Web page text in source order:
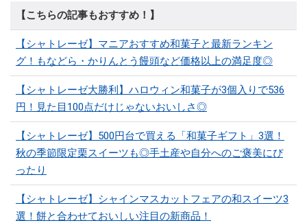
【こちらの記事もおすすめ！】
【シャトレーゼ】マニアおすすめ和菓子と最新ランキン
グ！もなどら・かりんとう饅頭など価格以上の満足度◎
【シャトレーゼ大勝利】ハロウィン和菓子が3個入りで536
円！見た目100点だけじゃないおいしさ◎
【シャトレーゼ】500円台で買える「和菓子ギフト」3選！
秋の季節限定栗スイーツも◎手土産や自分へのご褒美にぴ
ったり
【シャトレーゼ】シャインマスカットフェアの和スイーツ3
選！餅と合わせておいしい注目の新商品！